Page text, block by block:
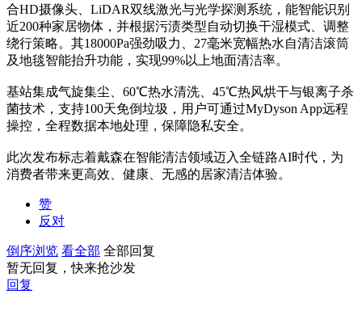
合HD摄像头、LiDAR双线激光与光学探测系统，能智能识别
近200种家居物体，并根据污渍类型自动切换干湿模式、调整
绕行策略。其18000Pa强劲吸力、27毫米宽幅热水自清洁滚筒
及地毯智能抬升功能，实现99%以上地面清洁率。
基站集成气旋集尘、60℃热水清洗、45℃热风烘干与银离子杀
菌技术，支持100天免倒垃圾，用户可通过MyDyson App远程
操控，全程数据本地处理，保障隐私安全。
此次发布标志着戴森在智能清洁领域迈入全链路AI时代，为
消费者带来更高效、健康、无感的居家清洁体验。
赞
反对
倒序浏览 看全部 全部回复
暂无回复，快来抢沙发
回复